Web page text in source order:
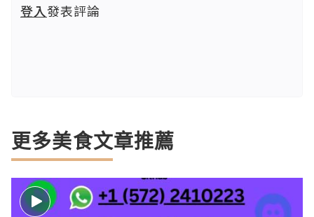
登入發表評論
更多美食文章推薦